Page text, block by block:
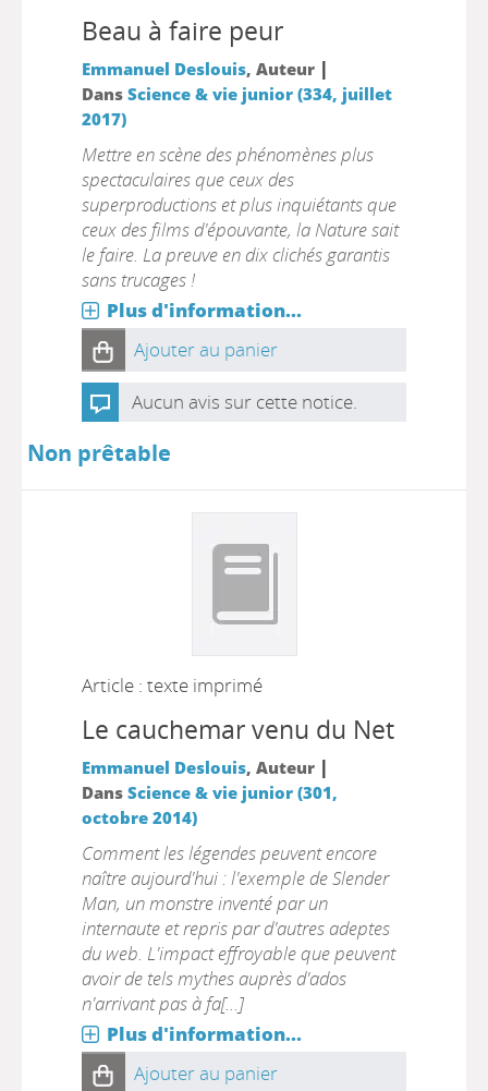
Beau à faire peur
Emmanuel Deslouis, Auteur |
Dans Science & vie junior (334, juillet
2017)
Mettre en scène des phénomènes plus
spectaculaires que ceux des
superproductions et plus inquiétants que
ceux des films d'épouvante, la Nature sait
le faire. La preuve en dix clichés garantis
sans trucages !
Plus d'information...
Ajouter au panier
Aucun avis sur cette notice.
Non prêtable
Article : texte imprimé
Le cauchemar venu du Net
Emmanuel Deslouis, Auteur |
Dans Science & vie junior (301,
octobre 2014)
Comment les légendes peuvent encore
naître aujourd'hui : l'exemple de Slender
Man, un monstre inventé par un
internaute et repris par d'autres adeptes
du web. L'impact effroyable que peuvent
avoir de tels mythes auprès d'ados
n'arrivant pas à fa[...]
Plus d'information...
Ajouter au panier